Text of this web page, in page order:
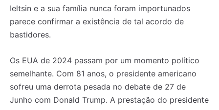
Ieltsin e a sua família nunca foram importunados
parece confirmar a existência de tal acordo de
bastidores.
Os EUA de 2024 passam por um momento político
semelhante. Com 81 anos, o presidente americano
sofreu uma derrota pesada no debate de 27 de
Junho com Donald Trump. A prestação do presidente